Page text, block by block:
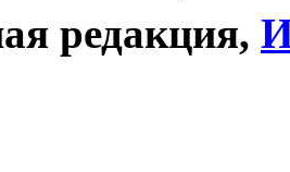
редакция,